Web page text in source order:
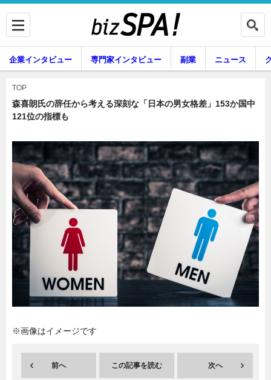
企業インタビュー 専門家インタビュー
副業 ニュース
グルメ スキル
暮らし エンタメ
企業インタビュー 専門家インタビュー 副業 ニュース
暮らし
TOP
森喜朗氏の辞任から考える深刻な「日本の男女格差」153か国中
121位の指標も
※画像はイメージです
前へ この記事を読む 次へ